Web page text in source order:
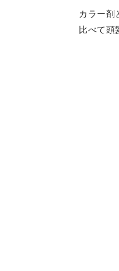
カラー剤
比べて頭